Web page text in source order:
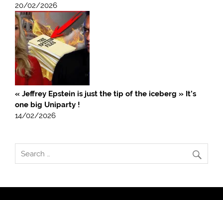
20/02/2026
« Jeffrey Epstein is just the tip of the iceberg » It’s
one big Uniparty !
14/02/2026